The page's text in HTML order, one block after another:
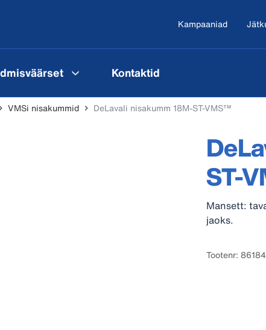
Kampaaniad
Kontaktid
VMSi nisakummid DeLavali nisakumm 18M-ST-VMS™
ST-
Mansett:
jaoks.
Tootenr: